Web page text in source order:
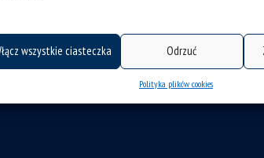
wszystkie ciasteczka Odrzuć
Polityka plików cookies